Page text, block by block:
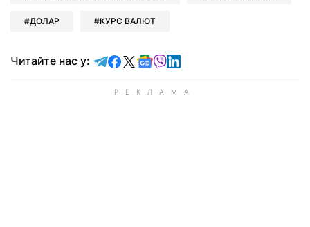
ДОЛАР КУРС ВАЛЮТ
Читайте нас у: Читайте у Telegram
Читайте у Facebook
Читайте у X
Читайте у Google news
Читайте у Viber
Читайте у LinkedIn